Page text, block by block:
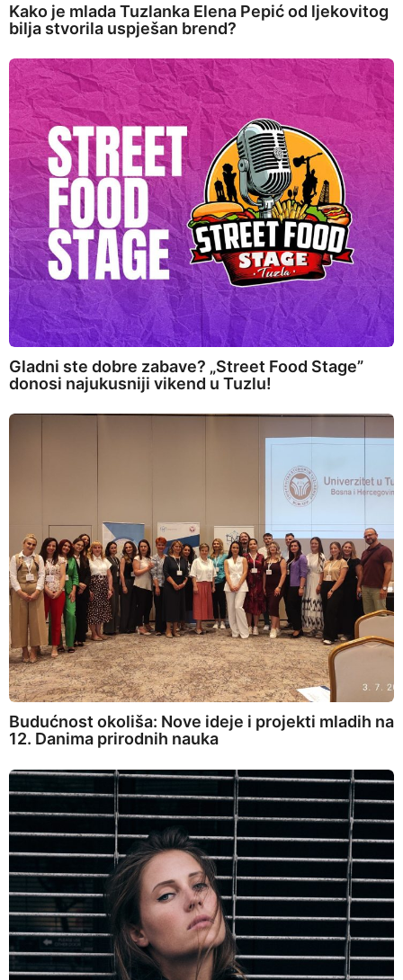
Kako je mlada Tuzlanka Elena Pepić od ljekovitog
bilja stvorila uspješan brend?
Gladni ste dobre zabave? „Street Food Stage”
donosi najukusniji vikend u Tuzlu!
Budućnost okoliša: Nove ideje i projekti mladih na
12. Danima prirodnih nauka